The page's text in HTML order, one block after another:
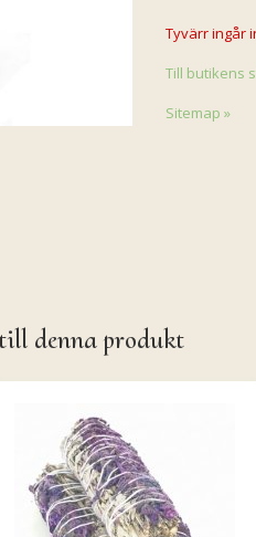
Tyvärr ingår
Till butikens
Sitemap »
denna produkt